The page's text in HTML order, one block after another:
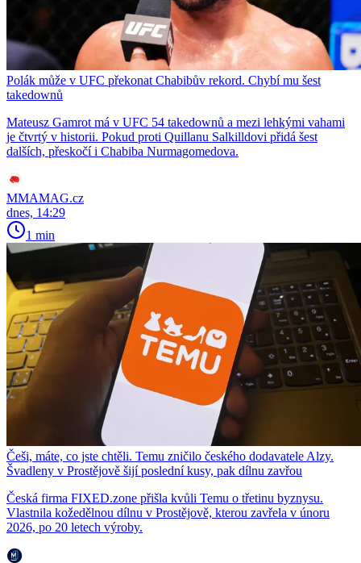
Polák může v UFC překonat Chabibův rekord. Chybí mu šest
takedownů
Mateusz Gamrot má v UFC 54 takedownů a mezi lehkými vahami
je čtvrtý v historii. Pokud proti Quillanu Salkilldovi přidá šest
dalších, přeskočí i Chabiba Nurmagomedova.
MMAMAG.cz
dnes, 14:29
1 min
Češi, máte, co jste chtěli. Temu zničilo českého dodavatele Alzy.
Švadleny v Prostějově šijí poslední kusy, pak dílnu zavřou
Česká firma FIXED.zone přišla kvůli Temu o třetinu byznysu.
Vlastnila kožedělnou dílnu v Prostějově, kterou zavřela v únoru
2026, po 20 letech výroby.